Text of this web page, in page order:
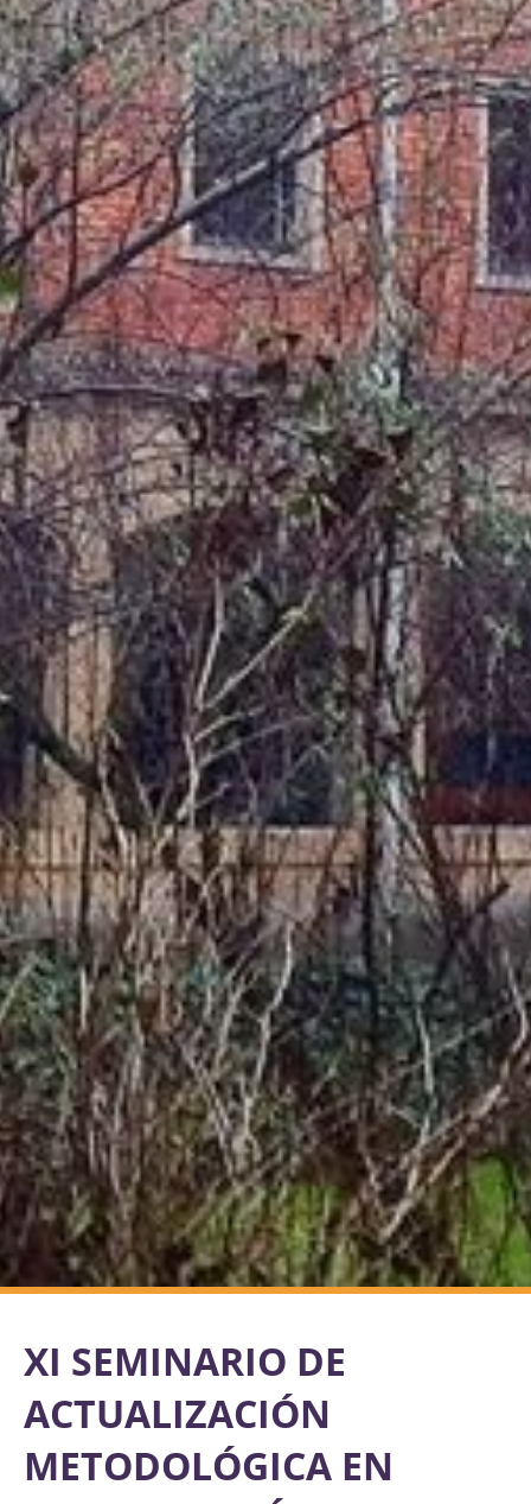
XI SEMINARIO DE
ACTUALIZACIÓN
METODOLÓGICA EN